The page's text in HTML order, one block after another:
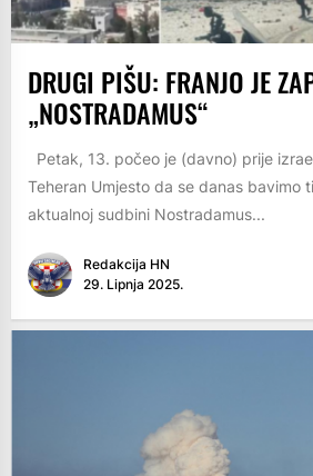
DRUGI PIŠU: FRANJO JE
„NOSTRADAMUS“
Petak, 13. počeo je (davno) prije
Teheran Umjesto da se danas bavimo
aktualnoj sudbini Nostradamus...
Redakcija HN
29. Lipnja 2025.